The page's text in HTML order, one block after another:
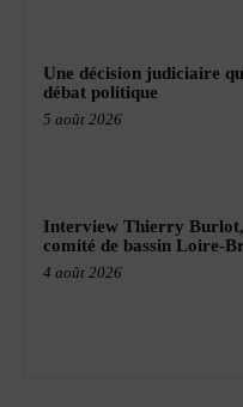
Une décision judiciaire
débat politique
5 août 2026
Interview Thierry Burlot,
comité de bassin Loire-
4 août 2026